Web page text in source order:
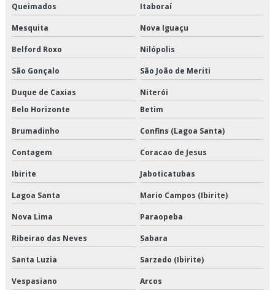
Empresa de crossdocking
Empresa de distribuição de alimentos climatizados
Empresa de distribuição de alimentos congelados
Empresa de distribuição de alimentos refrigerados
Empresa de distribuição e logística
Empresa de entrega de congelados
Empresa de entrega de perecíveis
Empresa de entregas fracionadas
Empresa de logística de alimentos congelados
Queimados Itaboraí
Mesquita Nova Iguaçu
Belford Roxo Nilópolis
São Gonçalo São João de Meriti
Duque de Caxias
Niterói
Belo Horizonte
Betim
Brumadinho Confins (Lagoa Santa)
Contagem Coracao de Jesus
Ibirite Jaboticatubas
Lagoa Santa Mario Campos (Ibirite)
Nova Lima Paraopeba
Ribeirao das Neves Sabara
Santa Luzia Sarzedo (Ibirite)
Vespasiano Arcos